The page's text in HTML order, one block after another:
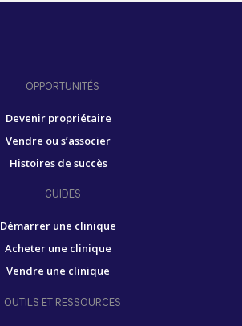
OPPORTUNITÉS
Devenir propriétaire
Vendre ou s’associer
Histoires de succès
GUIDES
Démarrer une clinique
Acheter une clinique
Vendre une clinique
OUTILS ET RESSOURCES